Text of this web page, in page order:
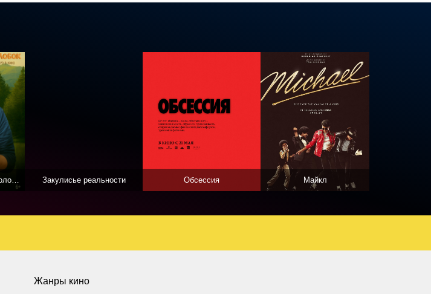
Последний богатырь. Колобок Закулисье реальности Обсессия Майкл
Жанры кино